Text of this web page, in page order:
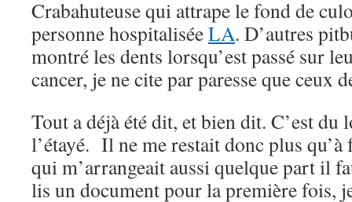
Crabahuteuse qui attrape le fond de
personne hospitaliséeLA. D’autres
montré les dents lorsqu’est passé sur
cancer, je ne cite par paresse que ceux
Tout a déjà été dit, et bien dit. C’est du
l’étayé. Il ne me restait donc plus qu’à
qui m’arrangeait aussi quelque part il
lis un document pour la première fois,